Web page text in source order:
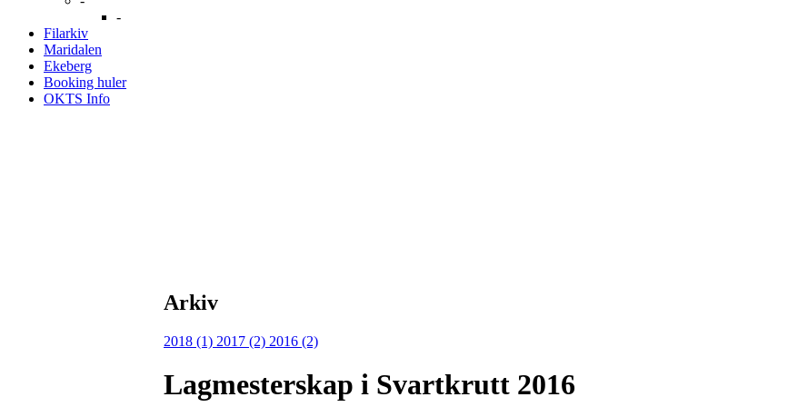
-
Filarkiv
Maridalen
Ekeberg
Booking huler
OKTS Info
Arkiv
2018 (1) 2017 (2) 2016 (2)
Lagmesterskap i Svartkrutt 2016